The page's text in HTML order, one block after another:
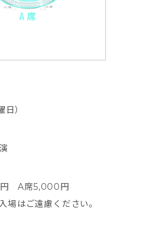
）
A席5,000円
はご遠慮ください。